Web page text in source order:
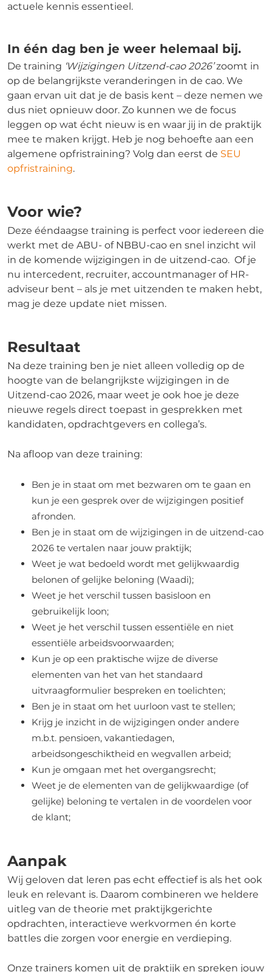
actuele kennis essentieel.
In één dag ben je weer helemaal bij.
De training ‘Wijzigingen Uitzend-cao 2026’zoomt in
op de belangrijkste veranderingen in de cao. We
gaan ervan uit dat je de basis kent – deze nemen we
dus niet opnieuw door. Zo kunnen we de focus
leggen op wat écht nieuw is en waar jij in de praktijk
mee te maken krijgt. Heb je nog behoefte aan een
algemene opfristraining? Volg dan eerst de SEU
opfristraining.
Voor wie?
Deze ééndaagse training is perfect voor iedereen die
werkt met de ABU- of NBBU-cao en snel inzicht wil
in de komende wijzigingen in de uitzend-cao. Of je
nu intercedent, recruiter, accountmanager of HR-
adviseur bent – als je met uitzenden te maken hebt,
mag je deze update niet missen.
Resultaat
Na deze training ben je niet alleen volledig op de
hoogte van de belangrijkste wijzigingen in de
Uitzend-cao 2026, maar weet je ook hoe je deze
nieuwe regels direct toepast in gesprekken met
kandidaten, opdrachtgevers en collega’s.
Na afloop van deze training:
Ben je in staat om met bezwaren om te gaan en
kun je een gesprek over de wijzigingen positief
afronden.
Ben je in staat om de wijzigingen in de uitzend-cao
2026 te vertalen naar jouw praktijk;
Weet je wat bedoeld wordt met gelijkwaardig
belonen of gelijke beloning (Waadi);
Weet je het verschil tussen basisloon en
gebruikelijk loon;
Weet je het verschil tussen essentiële en niet
essentiële arbeidsvoorwaarden;
Kun je op een praktische wijze de diverse
elementen van het van het standaard
uitvraagformulier bespreken en toelichten;
Ben je in staat om het uurloon vast te stellen;
Krijg je inzicht in de wijzigingen onder andere
m.b.t. pensioen, vakantiedagen,
arbeidsongeschiktheid en wegvallen arbeid;
Kun je omgaan met het overgangsrecht;
Weet je de elementen van de gelijkwaardige (of
gelijke) beloning te vertalen in de voordelen voor
de klant;
Aanpak
Wij geloven dat leren pas echt effectief is als het ook
leuk en relevant is. Daarom combineren we heldere
uitleg van de theorie met praktijkgerichte
opdrachten, interactieve werkvormen én korte
battles die zorgen voor energie en verdieping.
Onze trainers komen uit de praktijk en spreken jouw